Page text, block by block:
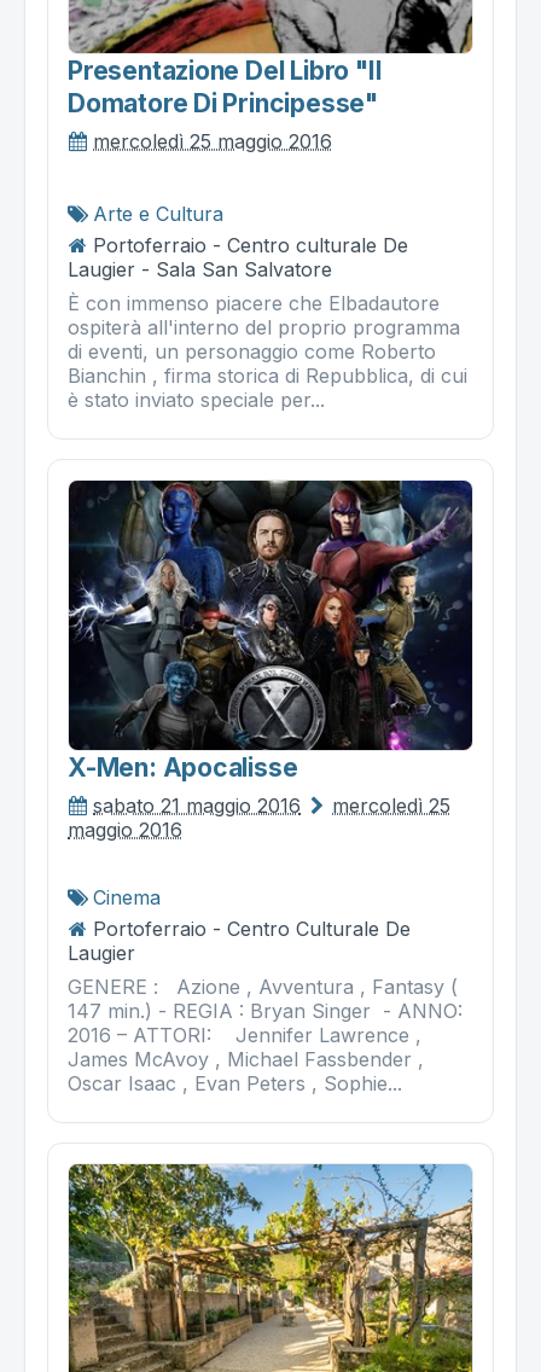
Presentazione Del Libro "il
Domatore Di Principesse"
mercoledì 25 maggio 2016
Arte e Cultura
Portoferraio - Centro culturale De
Laugier - Sala San Salvatore
È con immenso piacere che Elbadautore
ospiterà all'interno del proprio programma
di eventi, un personaggio come Roberto
Bianchin , firma storica di Repubblica, di cui
è stato inviato speciale per...
X-Men: Apocalisse
sabato 21 maggio 2016
mercoledì 25
maggio 2016
Cinema
Portoferraio - Centro Culturale De
Laugier
GENERE : Azione , Avventura , Fantasy (
147 min.) - REGIA : Bryan Singer - ANNO:
2016 – ATTORI: Jennifer Lawrence ,
James McAvoy , Michael Fassbender ,
Oscar Isaac , Evan Peters , Sophie...